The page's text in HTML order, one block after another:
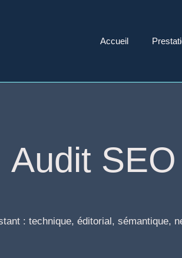
Accueil
Audit SEO
: technique, éditorial, sémantique,